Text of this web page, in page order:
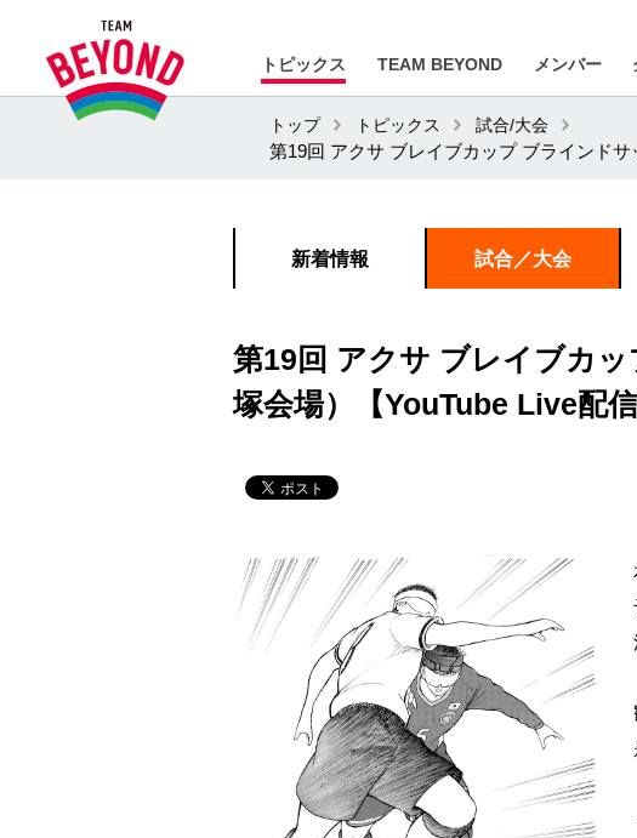
トピックス TEAM BEYOND メンバー
トップ トピックス
試合/大会
第19回 アクサ ブレイブカップ ブラインド
新着情報 試合／大会
第19回 アクサ ブレイブカ
塚会場）【YouTube Live配信